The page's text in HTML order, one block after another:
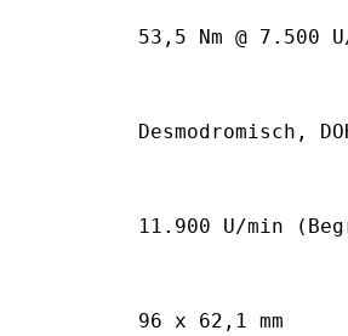
53,5 Nm @ 7.500
Desmodromisch,
11.900 U/min
96 x 62,1 mm